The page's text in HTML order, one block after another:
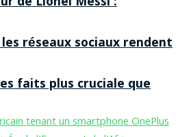
réseaux sociaux rendent
faits plus cruciale que